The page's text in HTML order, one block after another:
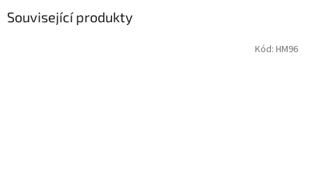
Související produkty
Kód: HM96